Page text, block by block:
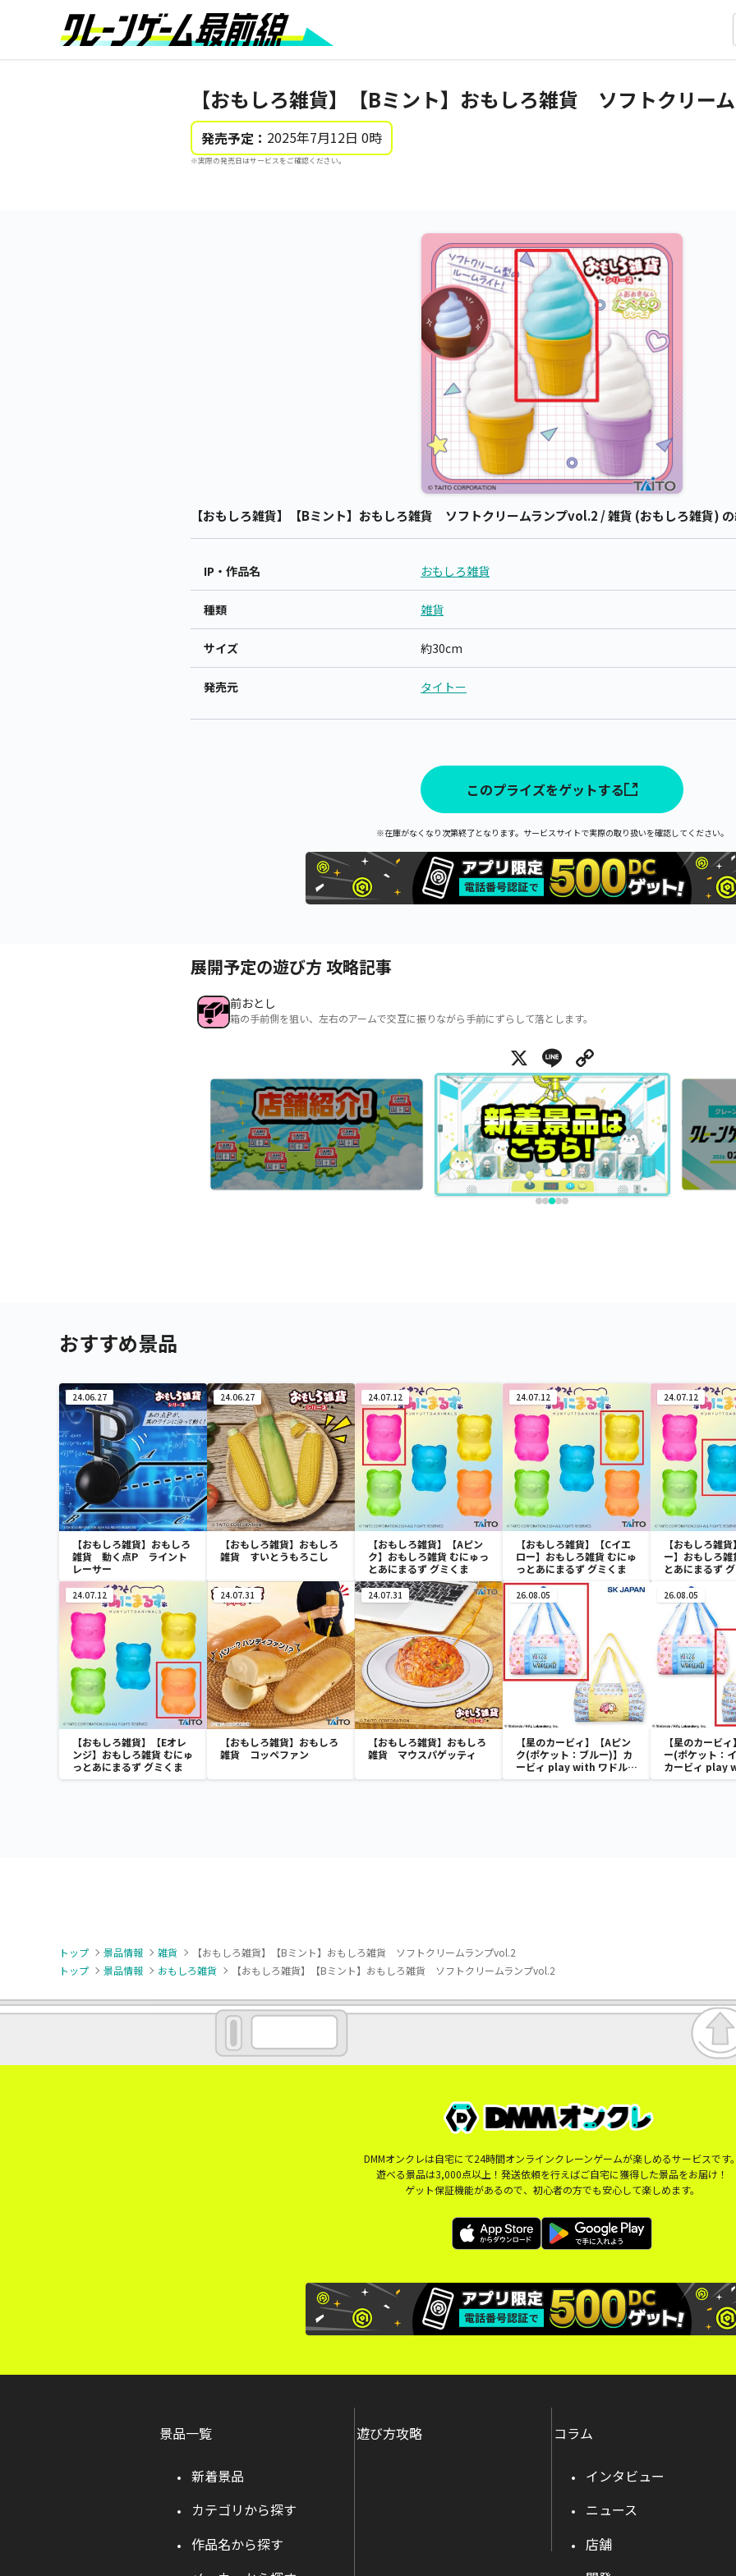
【おもしろ雑貨】【Bミント】おもしろ雑貨 ソフトクリー
発売予定： 2025年7月12日 0時
※実際の発売日はサービスをご確認ください。
【おもしろ雑貨】【Bミント】おもしろ雑貨 ソフトクリームランプvol.2 / 雑貨 (おもしろ雑貨)
IP・作品名 おもしろ雑貨
種類 雑貨
サイズ 約30cm
発売元 タイトー
このプライズをゲットする
※在庫がなくなり次第終了となります。サービスサイトで実際の取り扱いを確認してください。
展開予定の遊び方 攻略記事
前おとし
箱の手前側を狙い、左右のアームで交互に振りながら手前にずらして落とします。
X Line
おすすめ景品
24.06.27
【おもしろ雑貨】おもしろ
雑貨 動く点P ライント
レーサー
24.06.27
【おもしろ雑貨】おもしろ
雑貨 すいとうもろこし
24.07.12
【おもしろ雑貨】【Aピン
ク】おもしろ雑貨 むにゅっ
とあにまるず グミくま
24.07.12
【おもしろ雑貨】【Cイエ
ロー】おもしろ雑貨 むにゅ
っとあにまるず グミくま
24.07.12
【おもしろ雑
ー】おもしろ
とあにまるず
24.07.12
【おもしろ雑貨】【Eオレ
ンジ】おもしろ雑貨 むにゅ
っとあにまるず グミくま
24.07.31
【おもしろ雑貨】おもしろ
雑貨 コッペファン
24.07.31
【おもしろ雑貨】おもしろ
雑貨 マウスパゲッティ
26.08.05
【星のカービィ】【Aピン
ク(ポケット：ブルー)】カ
ービィ play with ワドルデ
ィ ボストンバッグ
26.08.05
【星のカービ
ー(ポケット：
カービィ play
ディ ボストン
トップ 景品情報 雑貨
【おもしろ雑貨】【Bミント】おもしろ雑貨 ソフトクリームランプvol.2
トップ
景品情報 おもしろ雑貨 【おもしろ雑貨】【Bミント】おもしろ雑貨 ソフトクリームランプvol.2
DMMオンクレは自宅にて24時間オンラインクレーンゲームが楽しめるサービスです
遊べる景品は3,000点以上！発送依頼を行えばご自宅に獲得した景品をお届け！
ゲット保証機能があるので、初心者の方でも安心して楽しめます。
景品一覧
新着景品
カテゴリから探す
作品名から探す
遊び方攻略 コラム
インタビュー
ニュース
店舗